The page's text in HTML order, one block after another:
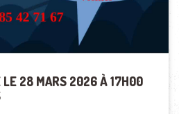
LE 28 MARS 2026 À 17H00